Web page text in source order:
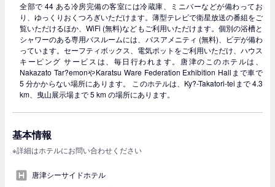
全部で 44 ある冷房完備の客室には冷蔵庫、ミニバーなどが備わってお
り、ゆっくりおくつろぎいただけます。薄型テレビで衛星放送の番組をご
覧いただけるほか、WiFi (無料)などもご利用いただけます。個別の浴槽と
シャワーのある専用バスルームには、バスアメニティ (無料)、ビデが備わ
っています。セーフティボックス、電気ポットをご利用いただけ、ハウス
キーピング サービスは、毎日行われます。唐津のこのホテルは、
Nakazato Tar?emonやKaratsu Ware Federation Exhibition Hallまで車で
5 分かからない場所にあります。 このホテルは、Ky?-Takatori-teiまで 4.3
km、曳山展示場まで 5 km の場所にあります。
基本情報
※詳細はホテルにお問い合わせください
唐津シーサイドホテル